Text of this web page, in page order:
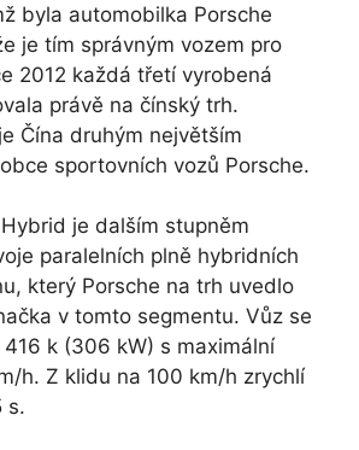
byla automobilka Porsche
je tím správným vozem pro
2012 každá třetí vyrobená
právě na čínský trh.
Čína druhým největším
sportovních vozů Porsche.
je dalším stupněm
paralelních plně hybridních
který Porsche na trh uvedlo
v tomto segmentu. Vůz se
k (306 kW) s maximální
h. Z klidu na 100 km/h zrychlí
s.